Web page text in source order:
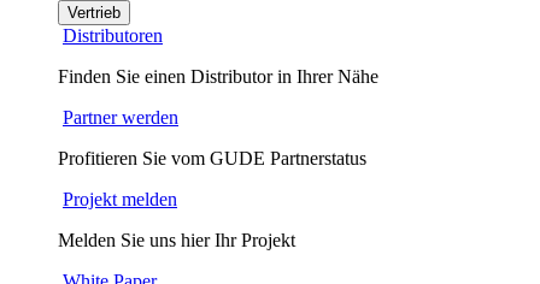
Vertrieb
Distributoren
Finden Sie einen Distributor in Ihrer Nähe
Partner werden
Profitieren Sie vom GUDE Partnerstatus
Projekt melden
Melden Sie uns hier Ihr Projekt